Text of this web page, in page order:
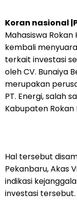
Koran nasional
Mahasiswa
kembali
terkait investasi
oleh CV. Bunaiya
merupakan
PT. Energi, salah
Kabupaten Rokan
Hal tersebut
Pekanbaru, Akas
indikasi
investasi tersebut.